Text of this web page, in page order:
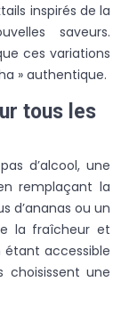
inspirés de la
saveurs.
ces variations
» authentique.
tous les
d’alcool, une
remplaçant la
d’ananas ou un
la fraîcheur et
étant accessible
choisissent une